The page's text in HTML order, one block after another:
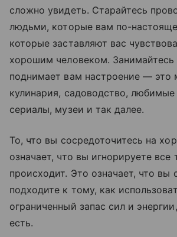
сложно увидеть. Старайтесь
людьми, которые вам по-
которые заставляют вас
хорошим человеком. Занимайтесь
поднимает вам настроение — это
кулинария, садоводство,
сериалы, музеи и так далее.
То, что вы сосредоточитесь на
означает, что вы игнорируете все
происходит. Это означает, что вы
подходите к тому, как
ограниченный запас сил и
есть.